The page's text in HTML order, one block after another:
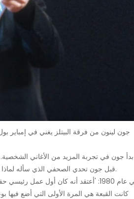
اكتئابه ، هي مثال جيد. من خلال 'In My Life' ، قبل جون تحدي الصحفي الذي سأله لماذا لم يكتب عن طفولته في الأغنية.